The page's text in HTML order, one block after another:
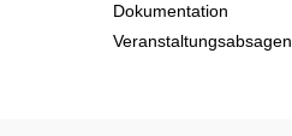
Dokumentation
Veranstaltungsabsagen